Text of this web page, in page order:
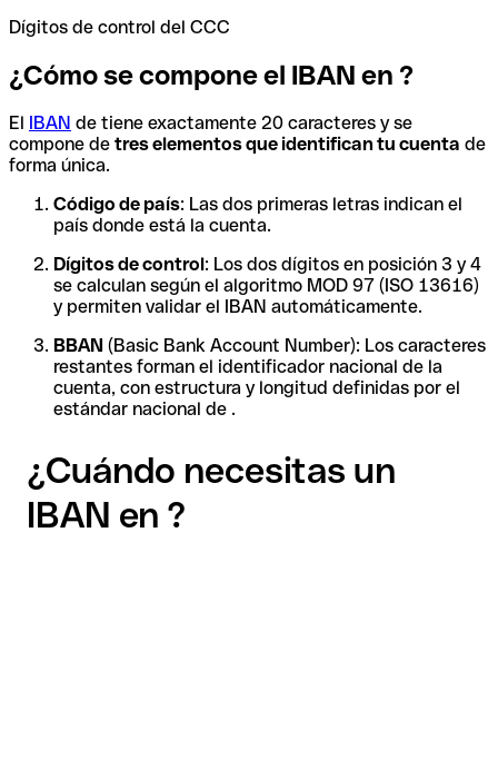
Dígitos de control del CCC
¿Cómo se compone el IBAN en ?
El IBAN de tiene exactamente 20 caracteres y se
compone de tres elementos que identifican tu cuenta de
forma única.
Código de país: Las dos primeras letras indican el
país donde está la cuenta.
Dígitos de control: Los dos dígitos en posición 3 y 4
se calculan según el algoritmo MOD 97 (ISO 13616)
y permiten validar el IBAN automáticamente.
BBAN (Basic Bank Account Number): Los caracteres
restantes forman el identificador nacional de la
cuenta, con estructura y longitud definidas por el
estándar nacional de .
¿Cuándo necesitas un
IBAN en ?